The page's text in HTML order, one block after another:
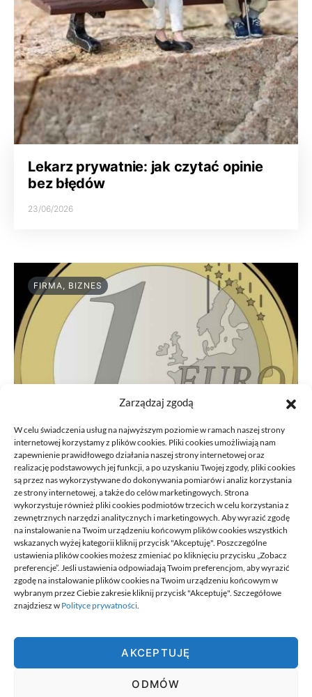
Zarządzaj zgodą
W celu świadczenia usług na najwyższym poziomie w ramach naszej strony
internetowej korzystamy z plików cookies. Pliki cookies umożliwiają nam
zapewnienie prawidłowego działania naszej strony internetowej oraz
realizację podstawowych jej funkcji, a po uzyskaniu Twojej zgody, pliki cookies
są przez nas wykorzystywane do dokonywania pomiarów i analiz korzystania
ze strony internetowej, a także do celów marketingowych. Strona
wykorzystuje również pliki cookies podmiotów trzecich w celu korzystania z
zewnętrznych narzędzi analitycznych i marketingowych. Aby wyrazić zgodę
na instalowanie na Twoim urządzeniu końcowym plików cookies wszystkich
wskazanych wyżej kategorii kliknij przycisk "Akceptuję". Poszczególne
ustawienia plików cookies możesz zmieniać po kliknięciu przycisku „Zobacz
preferencje”. Jeśli ustawienia odpowiadają Twoim preferencjom, aby wyrazić
zgodę na instalowanie plików cookies na Twoim urządzeniu końcowym w
wybranym przez Ciebie zakresie kliknij przycisk "Akceptuję". Szczegółowe
znajdziesz w Polityce prywatności.
AKCEPTUJĘ
ODMÓW
Lekarz prywatnie: jak czytać opinie
bez błędów
23/06/2026
FIRMA, BIZNES
Przeniesienie księgowości JDG do
nowego biura: kroki
21/06/2026
Best.
Best. to miejsce w którym znajdziesz informacje najlepiej dobrane
do ciebie. To miejsce na wyselekcjonowane, wartościowe